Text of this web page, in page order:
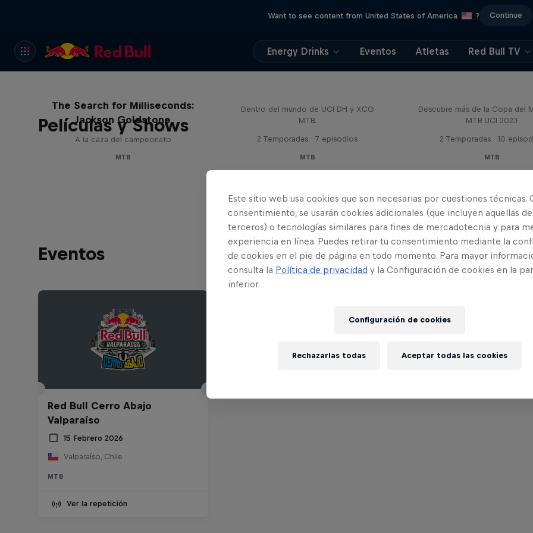
Want to see content from United States of America ? Continue
Energy Drinks Eventos Atletas Red Bull TV
Películas y Shows
The Search for Milliseconds:
Jackson Goldstone
A la caza del campeonato
MTB
Dentro del mundo de UCI DH y XCO
MTB.
2 Temporadas · 7 episodios
MTB
Descubre más de la Copa del
MTB UCI 2023
2 Temporadas · 10
MTB
Eventos
Red Bull Cerro Abajo
Valparaíso
15 Febrero 2026
Valparaíso, Chile
MTB
Ver la repetición
Este sitio web usa cookies que son necesarias por cuestiones técnicas.
consentimiento, se usarán cookies adicionales (que incluyen aquellas de
terceros) o tecnologías similares para fines de mercadotecnia y para
experiencia en línea. Puedes retirar tu consentimiento mediante la
de cookies en el pie de página en todo momento. Para mayor
consulta la Política de privacidad y la Configuración de cookies en la
inferior.
Configuración de cookies
Rechazarlas todas Aceptar todas las cookies